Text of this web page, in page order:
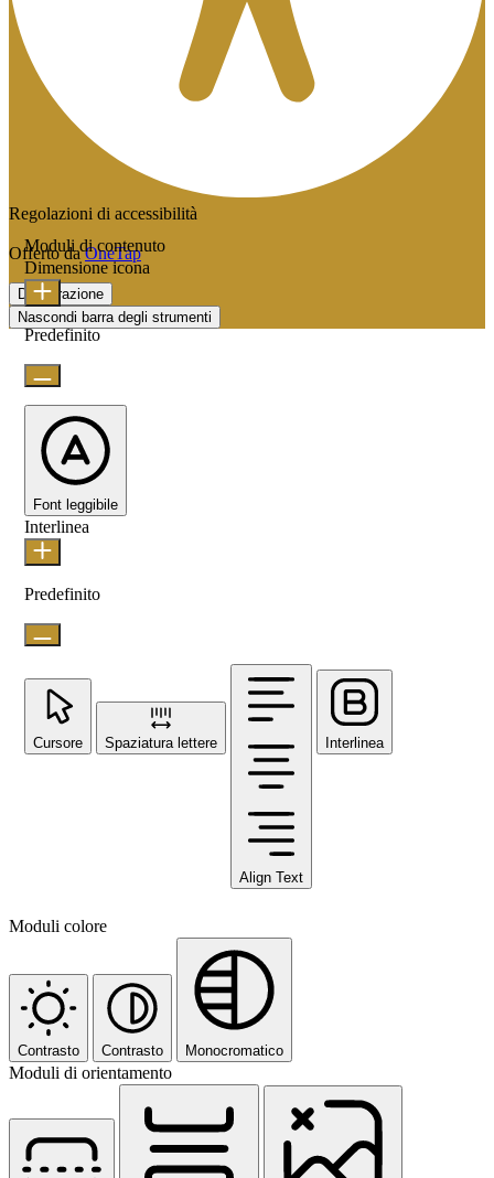
Regolazioni di accessibilità
Offerto daOneTap
Dichiarazione
Nascondi barra degli strumenti
Moduli di contenuto
Dimensione icona
Predefinito
Font leggibile
Interlinea
Predefinito
Cursore Spaziatura lettere
Align Text
Interlinea
Moduli colore
Contrasto Contrasto Monocromatico
Moduli di orientamento